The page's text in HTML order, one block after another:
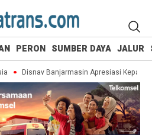
PERON SUMBER DAYA JALUR
Disnav Banjarmasin Apresiasi Kepatuhan